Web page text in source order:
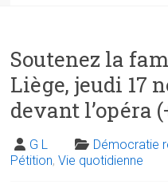
Soutenez la
Liège, jeudi 17
devant l’opéra
G L Démocratie
Pétition,Vie quotidienne